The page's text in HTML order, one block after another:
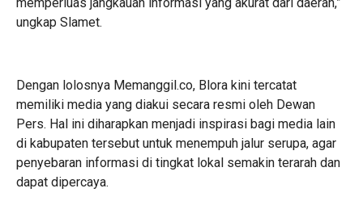
ungkap Slamet.
Dengan lolosnya Memanggil.co, Blora kini tercatat
memiliki media yang diakui secara resmi oleh Dewan
Pers. Hal ini diharapkan menjadi inspirasi bagi media lain
di kabupaten tersebut untuk menempuh jalur serupa, agar
penyebaran informasi di tingkat lokal semakin terarah dan
dapat dipercaya.